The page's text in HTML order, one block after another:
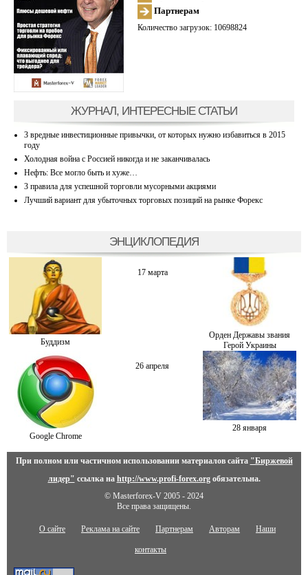
Партнерам
Количество загрузок: 10698824
ЖУРНАЛ, ИНТЕРЕСНЫЕ СТАТЬИ
3 вредные инвестиционные привычки, от которых нужно избавиться в 2015
году
Холодная война с Россией никогда и не заканчивалась
Нефть: Все могло быть и хуже…
3 правила для успешной торговли мусорными акциями
Лучший вариант для убыточных торговых позиций на рынке Форекс
ЭНЦИКЛОПЕДИЯ
Буддизм
17 марта
Орден Державы звания
Герой Украины
Google Chrome
26 апреля
28 января
При полном или частичном использовании материалов сайта "Биржевой
лидер" ссылка на http://www.profi-forex.orgобязательна.
© Masterforex-V 2005 - 2024
Все права защищены.
О сайте Реклама на сайте Партнерам Авторам Наши
контакты